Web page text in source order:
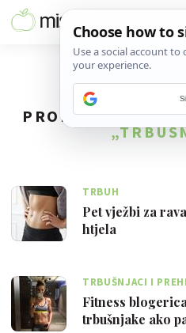
PRONAĐENO58
TRBUH
Pet vježbi za
htjela
TRBUŠNJACI I
Fitness
trbušnjake ako